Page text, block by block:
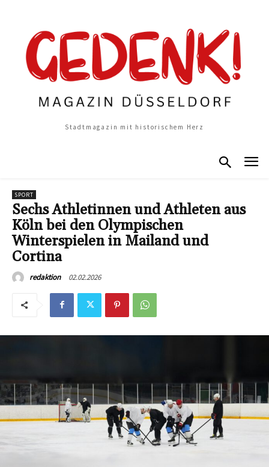
Stadtmagazin mit historischem Herz
SPORT
Sechs Athletinnen und Athleten aus
Köln bei den Olympischen
Winterspielen in Mailand und
Cortina
redaktion 02.02.2026